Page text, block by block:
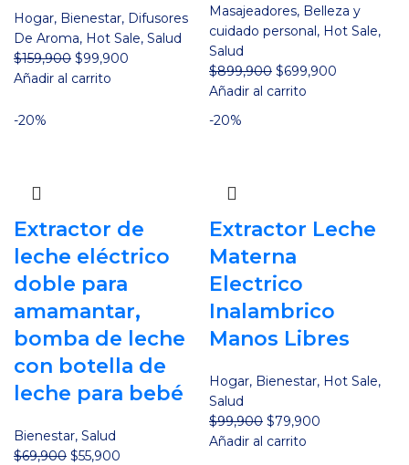
Hogar, Bienestar, Difusores
De Aroma, Hot Sale, Salud
$159,900 El
precio
$99,900
Añadir al carrito
Masajeadores, Belleza y
cuidado personal, Hot Sale,
Salud
$899,900 El
precio
$699,900
Añadir al carrito
-20%
Extractor de
leche eléctrico
doble para
amamantar,
bomba de leche
con botella de
leche para bebé
Bienestar, Salud
$69,900 El
$55,900
-20%
Extractor Leche
Materna
Electrico
Inalambrico
Manos Libres
Hogar, Bienestar, Hot Sale,
Salud
$99,900 El
precio
$79,900
Añadir al carrito